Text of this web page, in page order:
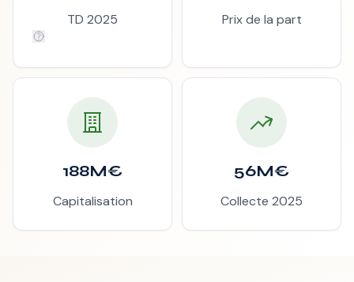
TD 2025 Prix de la part
188M€
Capitalisation
56M€
Collecte 2025